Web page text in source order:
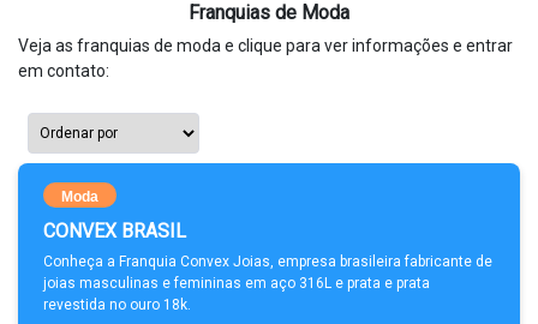
Franquias de Moda
Veja as franquias de moda e clique para ver informações e entrar
em contato:
Moda
CONVEX BRASIL
Conheça a Franquia Convex Joias, empresa brasileira fabricante de
joias masculinas e femininas em aço 316L e prata e prata
revestida no ouro 18k.